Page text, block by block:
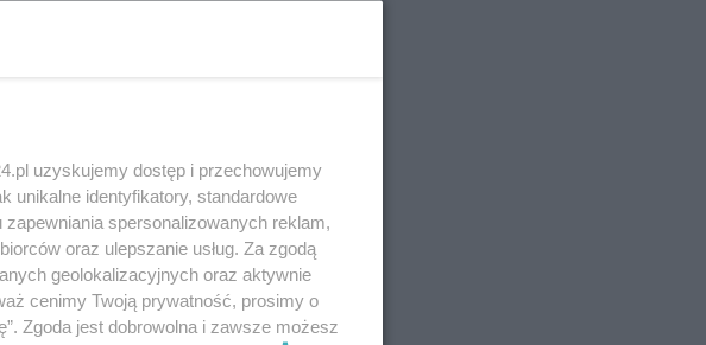
mi odwagi, by się
się zło i
o tym, że
opatrzność, w Bożę
uzyskujemy dostęp i przechowujemy
unikalne identyfikatory, standardowe
spersonalizowanych reklam,
oraz ulepszanie usług. Za zgodą
geolokalizacyjnych oraz aktywnie
cenimy Twoją prywatność, prosimy o
Zgoda jest dobrowolna i zawsze możesz